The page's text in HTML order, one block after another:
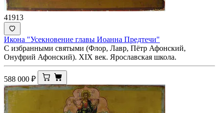
41913
Икона "Усекновение главы Иоанна Предтечи"
С избранными святыми (Флор, Лавр, Пётр Афонский,
Онуфрий Афонский). XIX век. Ярославская школа.
588 000 ₽